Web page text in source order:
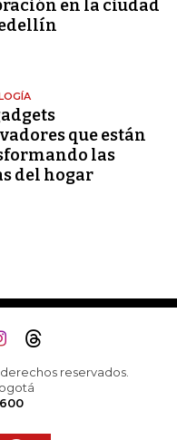
en la ciudad
que están
las
del hogar
reservados.